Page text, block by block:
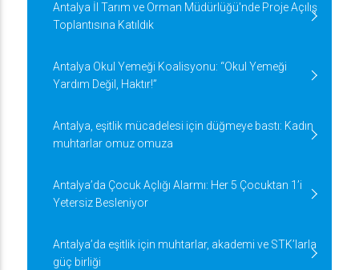
Antalya İl Tarım ve Orman Müdürlüğü'nde Proje Açılış
Toplantısına Katıldık
Antalya Okul Yemeği Koalisyonu: “Okul Yemeği
Yardım Değil, Haktır!”
Antalya, eşitlik mücadelesi için düğmeye bastı: Kadın
muhtarlar omuz omuza
Antalya’da Çocuk Açlığı Alarmı: Her 5 Çocuktan 1’i
Yetersiz Besleniyor
Antalya’da eşitlik için muhtarlar, akademi ve STK’larla
güç birliği